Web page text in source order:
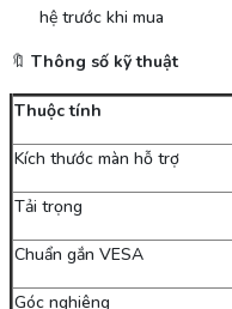
hệ trước khi mua
🔖 Thông số kỹ thuật
Thuộc tính
Kích thước màn hỗ trợ
Tải trọng
Chuẩn gắn VESA
Góc nghiêng